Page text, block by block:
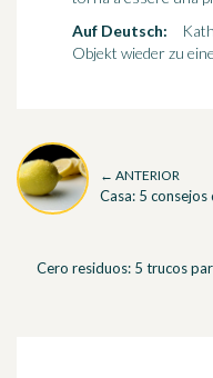
Auf Deutsch:
Objekt wieder zu
← ANTERIOR
Casa: 5
Cero residuos: 5 trucos